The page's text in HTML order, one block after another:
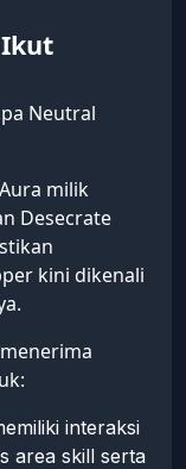
Neutral
milik
Desecrate
kini dikenali
interaksi
area skill serta